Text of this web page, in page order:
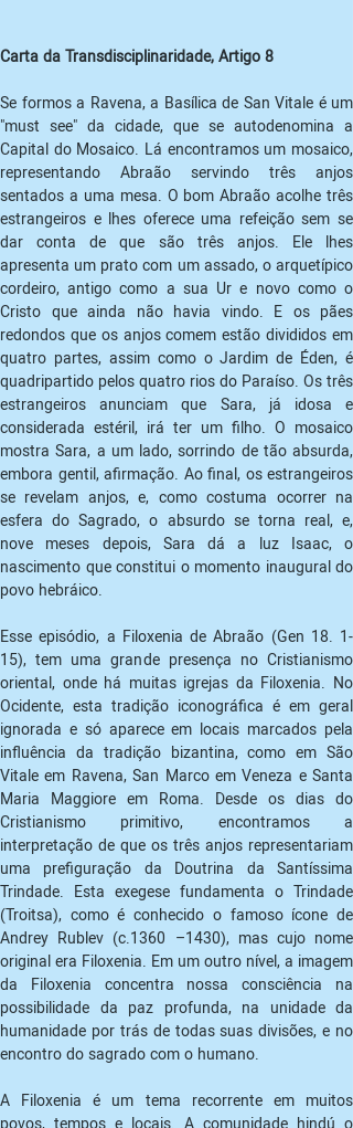
Carta da Transdisciplinaridade, Artigo 8
Se formos a Ravena, a Basílica de San Vitale é um
"must see" da cidade, que se autodenomina a
Capital do Mosaico. Lá encontramos um mosaico,
representando Abraão servindo três anjos
sentados a uma mesa. O bom Abraão acolhe três
estrangeiros e lhes oferece uma refeição sem se
dar conta de que são três anjos. Ele lhes
apresenta um prato com um assado, o arquetípico
cordeiro, antigo como a sua Ur e novo como o
Cristo que ainda não havia vindo. E os pães
redondos que os anjos comem estão divididos em
quatro partes, assim como o Jardim de Éden, é
quadripartido pelos quatro rios do Paraíso. Os três
estrangeiros anunciam que Sara, já idosa e
considerada estéril, irá ter um filho. O mosaico
mostra Sara, a um lado, sorrindo de tão absurda,
embora gentil, afirmação. Ao final, os estrangeiros
se revelam anjos, e, como costuma ocorrer na
esfera do Sagrado, o absurdo se torna real, e,
nove meses depois, Sara dá a luz Isaac, o
nascimento que constitui o momento inaugural do
povo hebráico.
Esse episódio, a Filoxenia de Abraão (Gen 18. 1-
15), tem uma grande presença no Cristianismo
oriental, onde há muitas igrejas da Filoxenia. No
Ocidente, esta tradição iconográfica é em geral
ignorada e só aparece em locais marcados pela
influência da tradição bizantina, como em São
Vitale em Ravena, San Marco em Veneza e Santa
Maria Maggiore em Roma. Desde os dias do
Cristianismo primitivo, encontramos a
interpretação de que os três anjos representariam
uma prefiguração da Doutrina da Santíssima
Trindade. Esta exegese fundamenta o Trindade
(Troitsa), como é conhecido o famoso ícone de
Andrey Rublev (c.1360 –1430), mas cujo nome
original era Filoxenia. Em um outro nível, a imagem
da Filoxenia concentra nossa consciência na
possibilidade da paz profunda, na unidade da
humanidade por trás de todas suas divisões, e no
encontro do sagrado com o humano.
A Filoxenia é um tema recorrente em muitos
povos, tempos e locais. A comunidade hindú o